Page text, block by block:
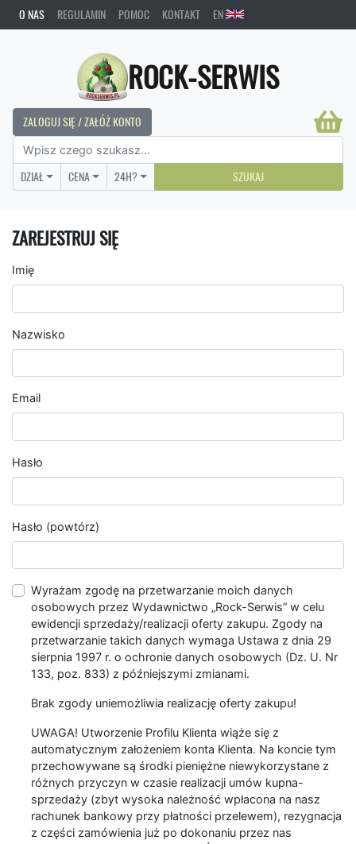
O NAS REGULAMIN POMOC KONTAKT EN
ROCK-SERWIS
ZALOGUJ SIĘ / ZAŁÓŻ KONTO
DZIAŁ CENA 24H? SZUKAJ
ZAREJESTRUJ SIĘ
Imię
Nazwisko
Email
Hasło
Hasło (powtórz)
Wyrażam zgodę na przetwarzanie moich danych
osobowych przez Wydawnictwo „Rock-Serwis” w celu
ewidencji sprzedaży/realizacji oferty zakupu. Zgody na
przetwarzanie takich danych wymaga Ustawa z dnia 29
sierpnia 1997 r. o ochronie danych osobowych (Dz. U. Nr
133, poz. 833) z późniejszymi zmianami.
Brak zgody uniemożliwia realizację oferty zakupu!
UWAGA! Utworzenie Profilu Klienta wiąże się z
automatycznym założeniem konta Klienta. Na koncie tym
przechowywane są środki pieniężne niewykorzystane z
różnych przyczyn w czasie realizacji umów kupna-
sprzedaży (zbyt wysoka należność wpłacona na nasz
rachunek bankowy przy płatności przelewem), rezygnacja
z części zamówienia już po dokonaniu przez nas